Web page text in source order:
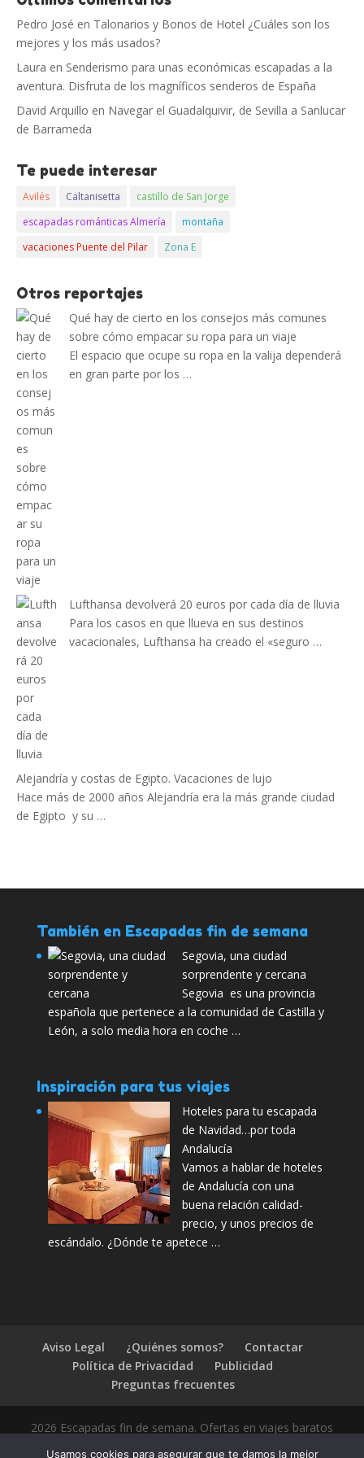
Pedro José en Talonarios y Bonos de Hotel ¿Cuáles son los
mejores y los más usados?
Laura en Senderismo para unas económicas escapadas a la
aventura. Disfruta de los magníficos senderos de España
David Arquillo en Navegar el Guadalquivir, de Sevilla a Sanlucar
de Barrameda
Te puede interesar
Avilés Caltanisetta
castillo de San Jorge
escapadas románticas Almería
montaña
vacaciones Puente del Pilar
Zona E
Otros reportajes
Qué hay de cierto en los consejos más comunes
sobre cómo empacar su ropa para un viaje
El espacio que ocupe su ropa en la valija dependerá
en gran parte por los …
Lufthansa devolverá 20 euros por cada día de lluvia
Para los casos en que llueva en sus destinos
vacacionales, Lufthansa ha creado el «seguro …
Alejandría y costas de Egipto. Vacaciones de lujo
Hace más de 2000 años Alejandría era la más grande ciudad
de Egipto y su …
También en Escapadas fin de semana
Segovia, una ciudad
sorprendente y cercana
Segovia es una provincia
española que pertenece a la comunidad de Castilla y
León, a solo media hora en coche …
Inspiración para tus viajes
Hoteles para tu escapada
de Navidad…por toda
Andalucía
Vamos a hablar de hoteles
de Andalucía con una
buena relación calidad-
precio, y unos precios de
escándalo. ¿Dónde te apetece …
Aviso Legal ¿Quiénes somos?
Contactar
Política de Privacidad
Publicidad
Preguntas frecuentes
2026 Escapadas fin de semana. Ofertas en viajes baratos
Usamos cookies para asegurar que te damos la mejor